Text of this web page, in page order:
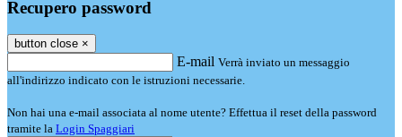
Recupero password
button close ×
E-mail Verrà inviato un messaggio
all'indirizzo indicato con le istruzioni necessarie.
Non hai una e-mail associata al nome utente? Effettua il reset della password
tramite la Login Spaggiari